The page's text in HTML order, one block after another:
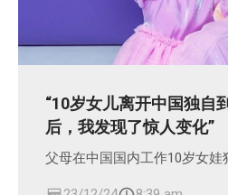
“10岁女儿离开中国独自
后，我发现了惊人变化”
父母在中国国内工作10岁女